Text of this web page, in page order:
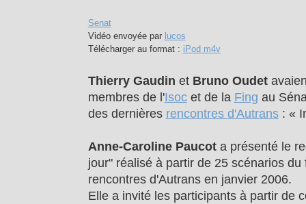
Senat
Vidéo envoyée par lucos
Télécharger au format : iPod m4v
Thierry Gaudin et Bruno Oudet
membres de l'Isocet de la Fing au
des dernières rencontres d'Autrans: «
Anne-Caroline Paucota présenté le
jour" réalisé à partir de 25 scénarios
rencontres d'Autrans en janvier 2006.
Elle a invité les participants à partir de